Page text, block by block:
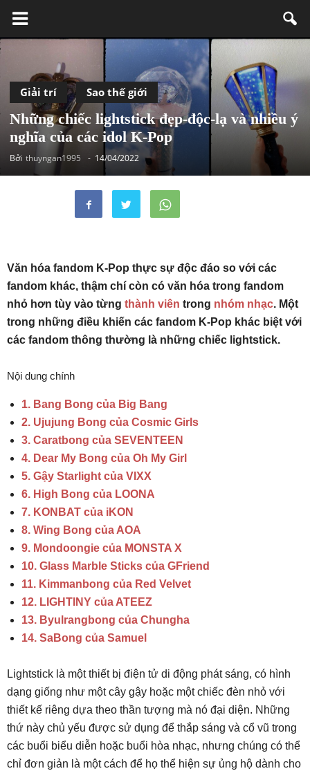
Giải trí Sao thế giới
Những chiếc lightstick đẹp-độc-lạ và nhiều ý
nghĩa của các idol K-Pop
Bởi thuyngan1995 - 14/04/2022
Văn hóa fandom K-Pop thực sự độc đáo so với các
fandom khác, thậm chí còn có văn hóa trong fandom
nhỏ hơn tùy vào từng thành viên trong nhóm nhạc. Một
trong những điều khiến các fandom K-Pop khác biệt với
các fandom thông thường là những chiếc lightstick.
Nội dung chính
1. Bang Bong của Big Bang
2. Ujujung Bong của Cosmic Girls
3. Caratbong của SEVENTEEN
4. Dear My Bong của Oh My Girl
5. Gậy Starlight của VIXX
6. High Bong của LOONA
7. KONBAT của iKON
8. Wing Bong của AOA
9. Mondoongie của MONSTA X
10. Glass Marble Sticks của GFriend
11. Kimmanbong của Red Velvet
12. LIGHTINY của ATEEZ
13. Byulrangbong của Chungha
14. SaBong của Samuel
Lightstick là một thiết bị điện tử di động phát sáng, có hình
dạng giống như một cây gậy hoặc một chiếc đèn nhỏ với
thiết kế riêng dựa theo thần tượng mà nó đại diện. Những
thứ này chủ yếu được sử dụng để thắp sáng và cổ vũ trong
các buổi biểu diễn hoặc buổi hòa nhạc, nhưng chúng có thể
chỉ đơn giản là một cách để họ thể hiện sự ủng hộ dành cho